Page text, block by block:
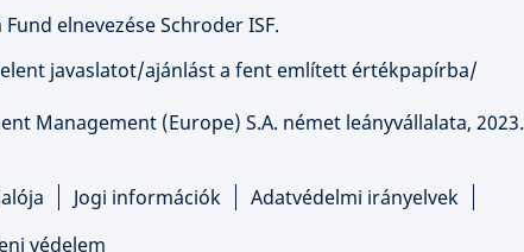
elnevezése Schroder ISF.
javaslatot/ajánlást a fent említett értékpapírba/
Management (Europe) S.A. német leányvállalata, 2023.
Jogi információk
Adatvédelmi irányelvek
védelem